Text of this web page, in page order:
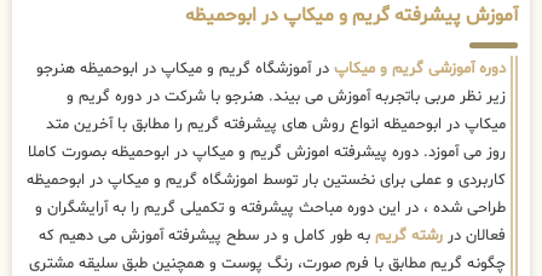
آموزش پیشرفته گریم و میکاپ در ابوحمیظه
دوره آموزشی گریم و میکاپ در آموزشگاه گریم و میکاپ در ابوحمیظه هنرجو
زیر نظر مربی باتجربه آموزش می بیند. هنرجو با شرکت در دوره گریم و
میکاپ در ابوحمیظه انواع روش های پیشرفته گریم را مطابق با آخرین متد
روز می آموزد. دوره پیشرفته اموزش گریم و میکاپ در ابوحمیظه بصورت کاملا
کاربردی و عملی برای نخستین بار توسط اموزشگاه گریم و میکاپ در ابوحمیظه
طراحی شده ، در این دوره مباحث پیشرفته و تکمیلی گریم را به آرایشگران و
فعالان در رشته گریم به طور کامل و در سطح پیشرفته آموزش می دهیم که
چگونه گریم مطابق با فرم صورت، رنگ پوست و همچنین طبق سلیقه مشتری